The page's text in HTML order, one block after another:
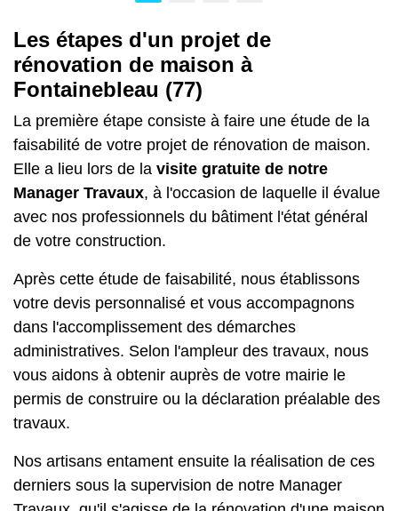
Les étapes d'un projet de
rénovation de maison à
Fontainebleau (77)
La première étape consiste à faire une étude de la
faisabilité de votre projet de rénovation de maison.
Elle a lieu lors de la visite gratuite de notre
Manager Travaux, à l'occasion de laquelle il évalue
avec nos professionnels du bâtiment l'état général
de votre construction.
Après cette étude de faisabilité, nous établissons
votre devis personnalisé et vous accompagnons
dans l'accomplissement des démarches
administratives. Selon l'ampleur des travaux, nous
vous aidons à obtenir auprès de votre mairie le
permis de construire ou la déclaration préalable des
travaux.
Nos artisans entament ensuite la réalisation de ces
derniers sous la supervision de notre Manager